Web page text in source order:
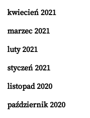
kwiecień 2021
marzec 2021
luty 2021
styczeń 2021
listopad 2020
październik 2020